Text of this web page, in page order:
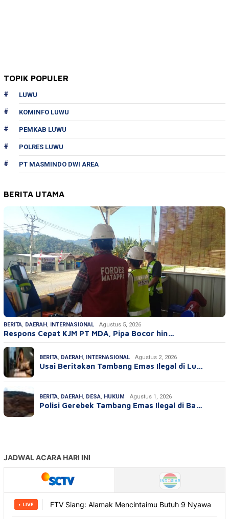
TOPIK POPULER
LUWU
KOMINFO LUWU
PEMKAB LUWU
POLRES LUWU
PT MASMINDO DWI AREA
BERITA UTAMA
BERITA, DAERAH , INTERNASIONAL Agustus 5, 2026
Respons Cepat KJM PT MDA, Pipa Bocor hin…
BERITA, DAERAH , INTERNASIONAL Agustus 2, 2026
Usai Beritakan Tambang Emas Ilegal di Lu…
BERITA, DAERAH , DESA, HUKUM Agustus 1, 2026
Polisi Gerebek Tambang Emas Ilegal di Ba…